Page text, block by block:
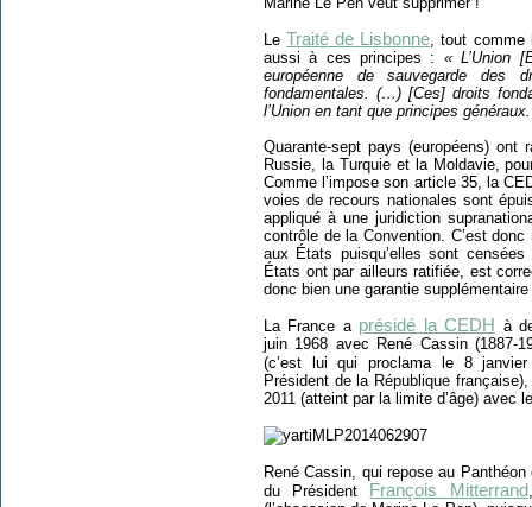
Le Traité de Lisbonne, tout
aussi à ces principes : « L’Union
européenne de sauvegarde des
fondamentales. (…) [Ces] droits
l’Union en tant que principes
Quarante-sept pays (européens)
Russie, la Turquie et la Moldavie,
Comme l’impose son article 35, la
voies de recours nationales sont
appliqué à une juridiction
contrôle de la Convention. C’est
aux États puisqu’elles sont
États ont par ailleurs ratifiée, est
donc bien une garantie
La France a présidé la CEDH à
juin 1968 avec René Cassin (1887-
(c’est lui qui proclama le 8
Président de la République
2011 (atteint par la limite d’âge) avec
René Cassin, qui repose au
du Président François Mitterrand